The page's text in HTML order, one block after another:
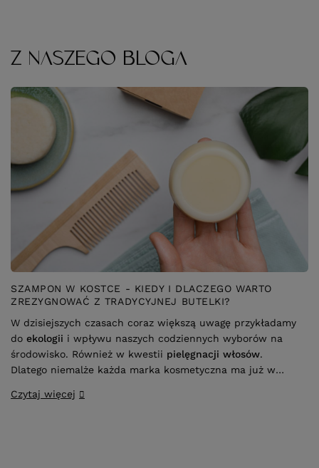
Z NASZEGO BLOGA
SZAMPON W KOSTCE - KIEDY I DLACZEGO WARTO
ZREZYGNOWAĆ Z TRADYCYJNEJ BUTELKI?
W dzisiejszych czasach coraz większą uwagę przykładamy
do ekologii i wpływu naszych codziennych wyborów na
środowisko. Również w kwestii pielęgnacji włosów.
Dlatego niemalże każda marka kosmetyczna ma już w
alternatywa dla tradycyjnych produktów oczyszczających.
Czytaj więcej